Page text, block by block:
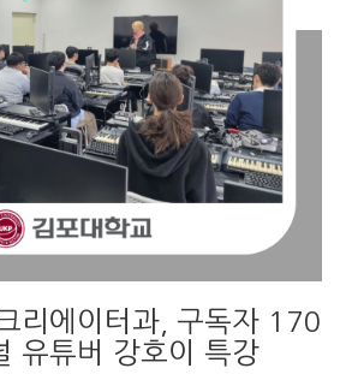
리에이터과, 구독자 170
유튜버 강호이 특강